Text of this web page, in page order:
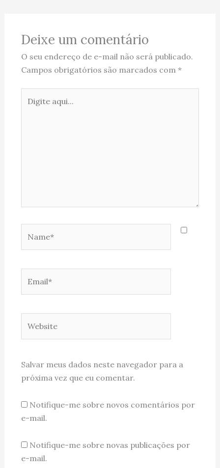
Deixe um comentário
O seu endereço de e-mail não será publicado.
Campos obrigatórios são marcados com *
aqui...
Salvar meus dados neste navegador para a
próxima vez que eu comentar.
Notifique-me sobre novos comentários por
e-mail.
Notifique-me sobre novas publicações por
e-mail.